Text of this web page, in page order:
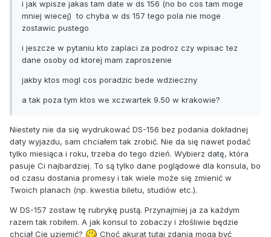
i jak wpisze jakas tam date w ds 156 (no bo cos tam moge
mniej wiecej) to chyba w ds 157 tego pola nie moge
zostawic pustego
i jeszcze w pytaniu kto zaplaci za podroz czy wpisac tez
dane osoby od ktorej mam zaproszenie
jakby ktos mogl cos poradzic bede wdzieczny
a tak poza tym ktos we xczwartek 9.50 w krakowie?
Niestety nie da się wydrukować DS-156 bez podania dokładnej
daty wyjazdu, sam chciałem tak zrobić. Nie da się nawet podać
tylko miesiąca i roku, trzeba do tego dzień. Wybierz datę, która
pasuje Ci najbardziej. To są tylko dane poglądowe dla konsula, bo
od czasu dostania promesy i tak wiele może się zmienić w
Twoich planach (np. kwestia biletu, studiów etc.).
W DS-157 zostaw tę rubrykę pustą. Przynajmiej ja za każdym
razem tak robiłem. A jak konsul to zobaczy i złośliwie będzie
chciał Cię uziemić?
Choć akurat tutaj zdania mogą być